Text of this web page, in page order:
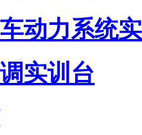
动力系统
实训台